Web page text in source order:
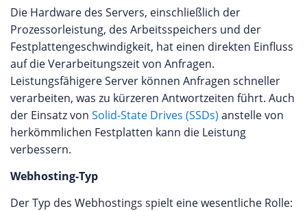
Die Hardware des Servers, einschließlich der
Prozessorleistung, des Arbeitsspeichers und der
Festplattengeschwindigkeit, hat einen direkten Einfluss
auf die Verarbeitungszeit von Anfragen.
Leistungsfähigere Server können Anfragen schneller
verarbeiten, was zu kürzeren Antwortzeiten führt. Auch
der Einsatz von Solid-State Drives (SSDs) anstelle von
herkömmlichen Festplatten kann die Leistung
verbessern.
Webhosting-Typ
Der Typ des Webhostings spielt eine wesentliche Rolle: